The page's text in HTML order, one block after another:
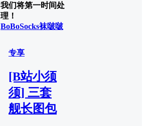
我们将第一时间处
理！
BoBoSocks袜啵啵
专享
[B站小须
须] 三套
舰长图包